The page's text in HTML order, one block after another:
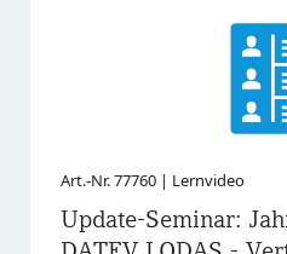
Art.-Nr. 77760 | Lernvideo
Update-Seminar: